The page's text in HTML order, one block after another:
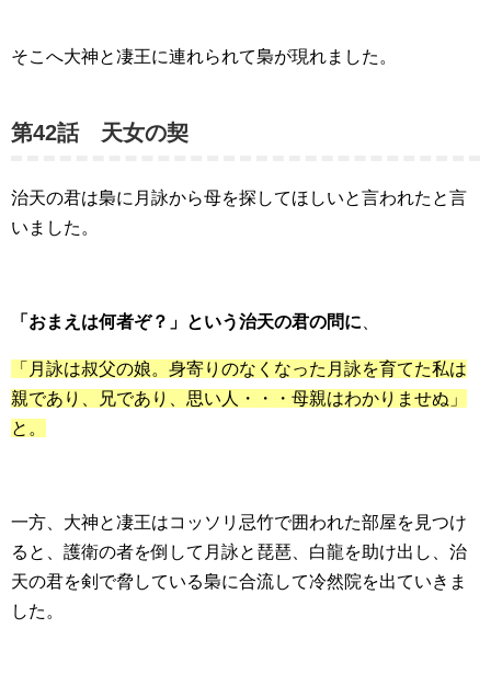
そこへ大神と凄王に連れられて梟が現れました。
第42話 天女の契
治天の君は梟に月詠から母を探してほしいと言われたと言
いました。
「おまえは何者ぞ？」という治天の君の問に
「月詠は叔父の娘。身寄りのなくなった月詠を育てた私は
親であり、兄であり、思い人・・・母親はわかりませぬ」
と。
一方、大神と凄王はコッソリ忌竹で囲われた部屋を見つけ
ると、護衛の者を倒して月詠と琵琶、白龍を助け出し、治
天の君を剣で脅している梟に合流して冷然院を出ていきま
した。